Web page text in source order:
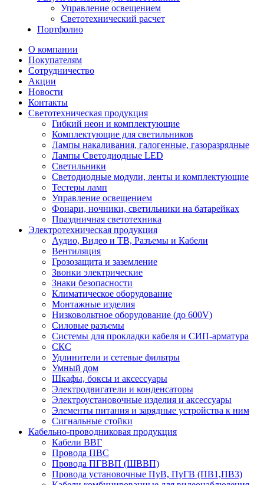
Управление освещением
Светотехнический расчет
Портфолио
О компании
Покупателям
Сотрудничество
Акции
Новости
Контакты
Светотехническая продукция
Гибкий неон и комплектующие
Комплектующие для светильников
Лампы накаливания, галогенные, газоразрядные
Лампы Светодиодные LED
Светильники
Светодиодные модули, ленты и комплектующие
Тестеры ламп
Управление освещением
Фонари, ночники, светильники на батарейках
Праздничная светотехника
Электротехническая продукция
Аудио, Видео и ТВ, Разъемы и Кабели
Вентиляция
Грозозащита и заземление
Звонки электрические
Знаки безопасности
Климатическое оборудование
Монтажные изделия
Низковольтное оборудование (до 600V)
Силовые разъемы
Системы для прокладки кабеля и СИП-арматура
СКС
Удлинители и сетевые фильтры
Умный дом
Шкафы, боксы и аксессуары
Электродвигатели и конденсаторы
Электроустановочные изделия и аксессуары
Элементы питания и зарядные устройства к ним
Сигнальные стойки
Кабельно-проводниковая продукция
Кабели ВВГ
Провода ПВС
Провода ПГВВП (ШВВП)
Провода установочные ПуВ, ПуГВ (ПВ1,ПВ3)